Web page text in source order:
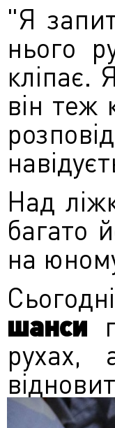
"Я
нього
кліпає.
він теж
Над
багато
на
шанси
рухах,